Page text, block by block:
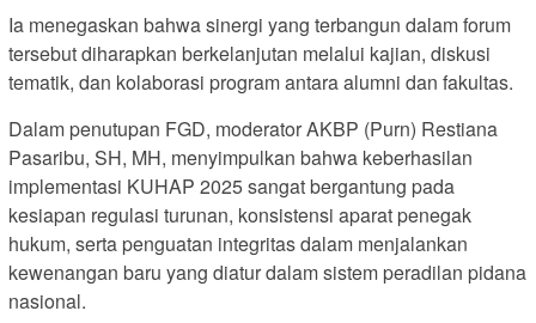
Ia menegaskan bahwa sinergi yang terbangun dalam forum
tersebut diharapkan berkelanjutan melalui kajian, diskusi
tematik, dan kolaborasi program antara alumni dan fakultas.
Dalam penutupan FGD, moderator AKBP (Purn) Restiana
Pasaribu, SH, MH, menyimpulkan bahwa keberhasilan
implementasi KUHAP 2025 sangat bergantung pada
kesiapan regulasi turunan, konsistensi aparat penegak
hukum, serta penguatan integritas dalam menjalankan
kewenangan baru yang diatur dalam sistem peradilan pidana
nasional.